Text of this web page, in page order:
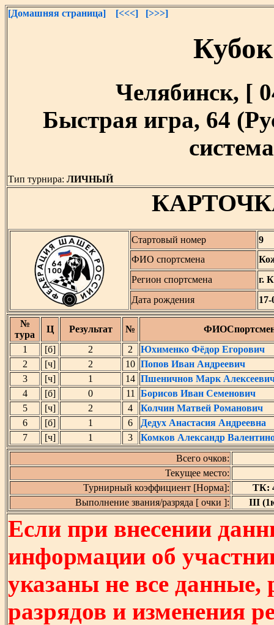
[Домашняя страница] [<<<] [>>>]
Челябинск, [
Быстрая игра, 64
Тип турнира: ЛИЧНЫЙ
Стартовый номер
9
ФИО спортсмена
Регион спортсмена
г.
Дата рождения
17-
№
тура
Ц Результат №
1
[б] 2 2
Юхименко Фёдор Егорович
2
[ч] 2 10 Попов Иван Андреевич
3
[ч] 1 14 Пшеничнов Марк
4
[б] 0 11
Борисов Иван Семенович
5
[ч] 2 4
Колчин Матвей Романович
6
[б] 1 6
Дедух Анастасия Андреевна
7
[ч] 1 3
Комков Александр
Всего очков:
Текущее место:
Турнирный коэффициент [Норма]:
ТК:
Выполнение звания/разряда [ очки ]:
III
Если при внесении
информации об
указаны не все
разрядов и изменения